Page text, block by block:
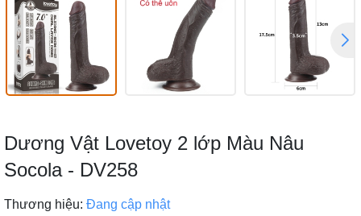
Dương Vật Lovetoy 2 lớp Màu Nâu
Socola - DV258
Thương hiệu: Đang cập nhật